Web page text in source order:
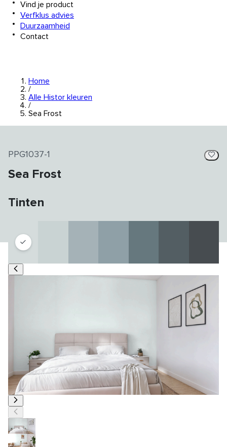
Vind je product
Verfklus advies
Duurzaamheid
Contact
Home
/
Alle Histor kleuren
/
Sea Frost
PPG1037-1
Sea Frost
Tinten